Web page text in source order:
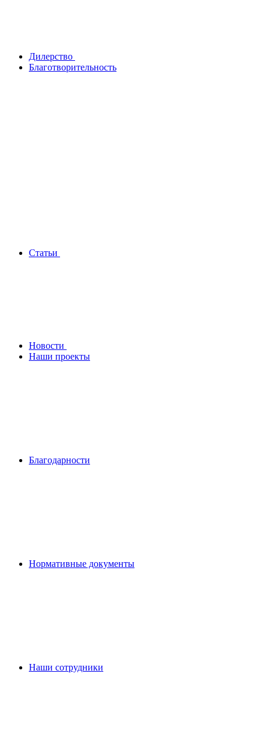
Дилерство
Благотворительность
Статьи
Новости
Наши проекты
Благодарности
Нормативные документы
Наши сотрудники